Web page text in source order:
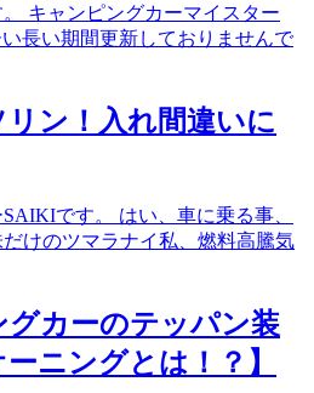
キャンピングカーマイスター
長い期間更新しておりませんで
ン！入れ間違いに
です。 はい、車に乗る事、
けのツマラナイ私、燃料高騰気
グカーのテッパン装
ニングとは！？】